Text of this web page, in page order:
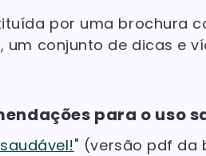
por uma brochura
conjunto de dicas e
para o uso
" (versão pdf da